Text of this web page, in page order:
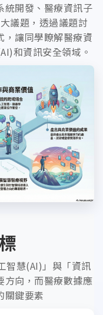
統開發、醫療資訊子
議題，透過議題討
，讓同學瞭解醫療資
和資訊安全領域。
智慧(AI)」與「資訊
方向，而醫療數據應
關鍵要素